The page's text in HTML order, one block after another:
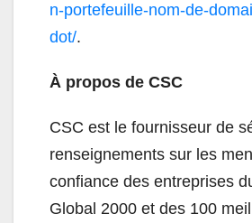
n-portefeuille-nom-de-
dot/.
À propos de CSC
CSC est le fournisseur de
renseignements sur les
confiance des entreprises
Global 2000 et des 100